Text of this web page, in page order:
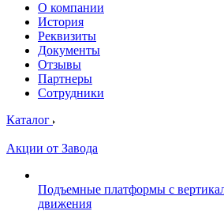
О компании
История
Реквизиты
Документы
Отзывы
Партнеры
Сотрудники
Каталог
Акции от Завода
Подъемные платформы с
движения